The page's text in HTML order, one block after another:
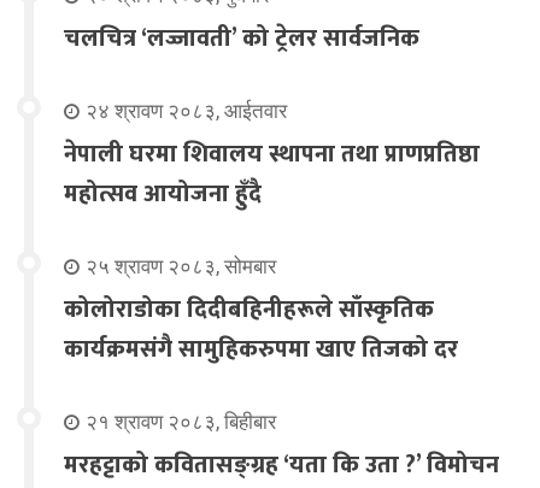
चलचित्र ‘लज्जावती’ को ट्रेलर सार्वजनिक
२४ श्रावण २०८३, आईतवार
नेपाली घरमा शिवालय स्थापना तथा प्राणप्रतिष्ठा
महोत्सव आयोजना हुँदै
२५ श्रावण २०८३, सोमबार
कोलोराडोका दिदीबहिनीहरूले साँस्कृतिक
कार्यक्रमसंगै सामुहिकरुपमा खाए तिजको दर
२१ श्रावण २०८३, बिहीबार
मरहट्टाको कवितासङ्ग्रह ‘यता कि उता ?’ विमोचन